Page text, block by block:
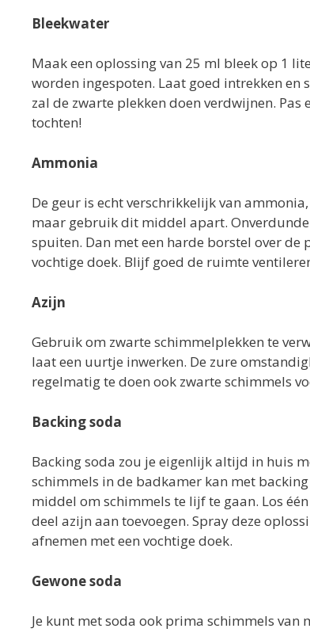
Bleekwater
Maak een oplossing van 25 ml bleek op 1
worden ingespoten. Laat goed intrekken en
zal de zwarte plekken doen verdwijnen.
tochten!
Ammonia
De geur is echt verschrikkelijk van
maar gebruik dit middel apart.
spuiten. Dan met een harde borstel over de
vochtige doek. Blijf goed de ruimte
Azijn
Gebruik om zwarte schimmelplekken te
laat een uurtje inwerken. De zure
regelmatig te doen ook zwarte schimmels
Backing soda
Backing soda zou je eigenlijk altijd in huis
schimmels in de badkamer kan met
middel om schimmels te lijf te gaan. Los
deel azijn aan toevoegen. Spray deze
afnemen met een vochtige doek.
Gewone soda
Je kunt met soda ook prima schimmels van